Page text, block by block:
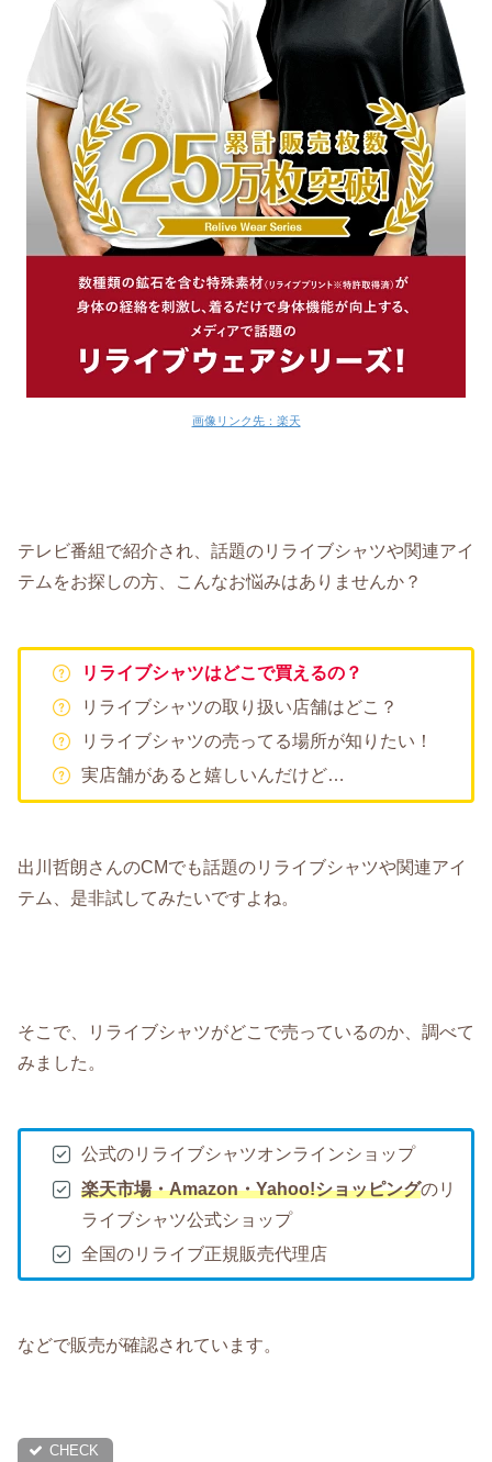
画像リンク先：楽天
テレビ番組で紹介され、話題のリライブシャツや関連アイ
テムをお探しの方、こんなお悩みはありませんか？
リライブシャツはどこで買えるの？
リライブシャツの取り扱い店舗はどこ？
リライブシャツの売ってる場所が知りたい！
実店舗があると嬉しいんだけど…
出川哲朗さんのCMでも話題のリライブシャツや関連アイ
テム、是非試してみたいですよね。
そこで、リライブシャツがどこで売っているのか、調べて
みました。
公式のリライブシャツオンラインショップ
楽天市場・Amazon・Yahoo!ショッピングのリ
ライブシャツ公式ショップ
全国のリライブ正規販売代理店
などで販売が確認されています。